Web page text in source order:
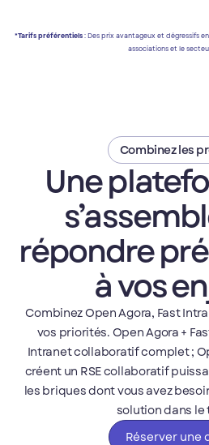
*Tarifs préférentiels: Des prix avantageux et dégressifs
associations et le
Combinez les
Une
répondre
à vos
Combinez Open Agora, Fast
vos priorités. Open Agora +
Intranet collaboratif complet ;
créent un RSE collaboratif
les briques dont vous avez
solution dans le
Réserver une